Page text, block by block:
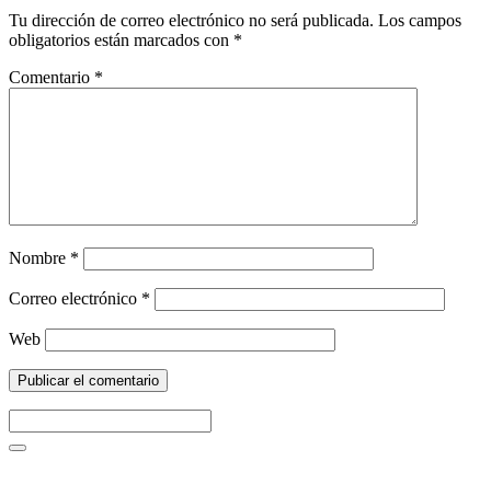
Tu dirección de correo electrónico no será publicada. Los campos
obligatorios están marcados con *
Comentario *
Nombre *
Correo electrónico *
Web